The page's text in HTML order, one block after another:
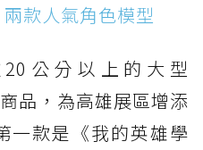
兩款人氣角色模型
公分以上的大型
品，為高雄展區增添
一款是《我的英雄學